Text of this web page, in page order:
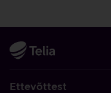
Ettevõttest